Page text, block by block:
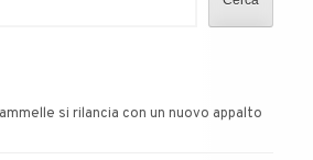
si rilancia con un nuovo appalto